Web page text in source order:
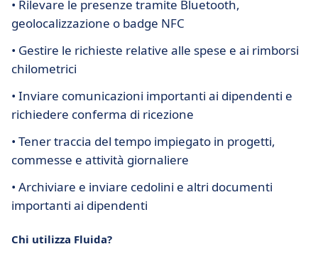
• Rilevare le presenze tramite Bluetooth,
geolocalizzazione o badge NFC
• Gestire le richieste relative alle spese e ai rimborsi
chilometrici
• Inviare comunicazioni importanti ai dipendenti e
richiedere conferma di ricezione
• Tener traccia del tempo impiegato in progetti,
commesse e attività giornaliere
• Archiviare e inviare cedolini e altri documenti
importanti ai dipendenti
Chi utilizza Fluida?